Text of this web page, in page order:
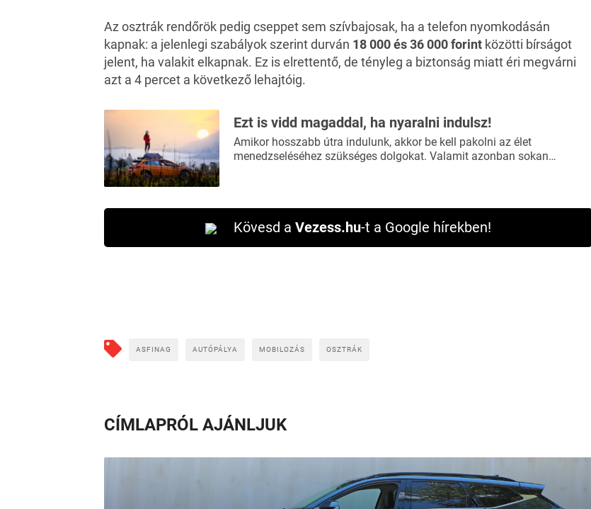
Az osztrák rendőrök pedig cseppet sem szívbajosak, ha a telefon nyomkodásán
kapnak: a jelenlegi szabályok szerint durván 18 000 és 36 000 forint közötti bírságot
jelent, ha valakit elkapnak. Ez is elrettentő, de tényleg a biztonság miatt éri megvárni
azt a 4 percet a következő lehajtóig.
Ezt is vidd magaddal, ha nyaralni indulsz!
Amikor hosszabb útra indulunk, akkor be kell pakolni az élet
menedzseléséhez szükséges dolgokat. Valamit azonban sokan…
Kövesd a Vezess.hu-t a Google hírekben!
ASFINAG AUTÓPÁLYA MOBILOZÁS OSZTRÁK
CÍMLAPRÓL AJÁNLJUK